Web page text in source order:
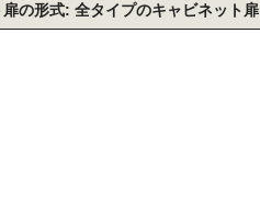
の形式: 全タイプのキャビネット扉